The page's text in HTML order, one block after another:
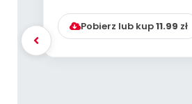
Pobierz lub kup11.99 zł